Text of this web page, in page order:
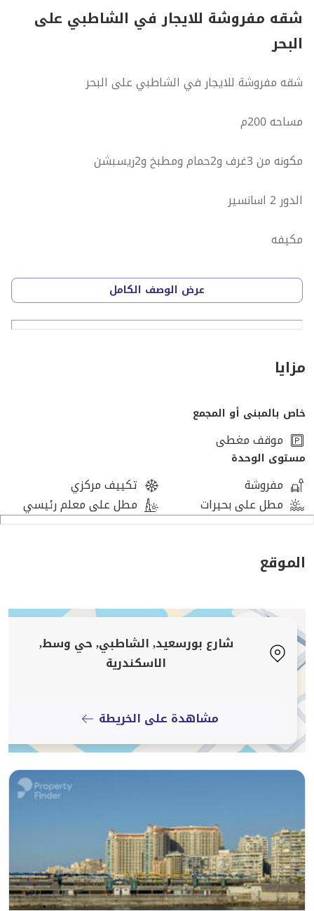
شقه مفروشة للايجار في الشاطبي على
البحر
شقه مفروشة للايجار في الشاطبي على البحر
مساحه 200م
مكونه من 3غرف و2حمام ومطبخ و2ريسبشن
الدور 2 اسانسير
مكيفه
مطلوب 35ألف شهريا
[مطلوب شهر عمولة ]
شـــــركــــة ألـــــيكــــس
( لــــوعــــنـــــدك شــــقـــــة عــــــايــــز تـــــســـــوقــــــهــــا ___ او
مـــــحتـــــاج شـــــقـــة بــــرجـــــاء الـــــتـــــواصــــــل بــــــــالارقــــــام
الـــــمــــــوضــــحـــــه بــــالاعـــلان ).....
عرض الوصف الكامل
مزايا
خاص بالمبنى أو المجمع
موقف مغطى
مستوى الوحدة
مفروشة
تكييف مركزي
مطل على بحيرات
مطل على معلم رئيسي
الموقع
شارع بورسعيد, الشاطبي, حي وسط,
الاسكندرية
مشاهدة على الخريطة